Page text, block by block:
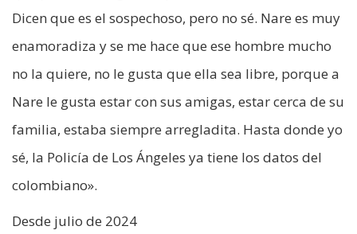
Dicen que es el sospechoso, pero no sé. Nare es muy
enamoradiza y se me hace que ese hombre mucho
no la quiere, no le gusta que ella sea libre, porque a
Nare le gusta estar con sus amigas, estar cerca de su
familia, estaba siempre arregladita. Hasta donde yo
sé, la Policía de Los Ángeles ya tiene los datos del
colombiano».
Desde julio de 2024